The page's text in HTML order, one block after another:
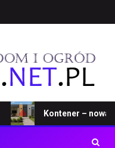
Kontener – nowa rewolucja